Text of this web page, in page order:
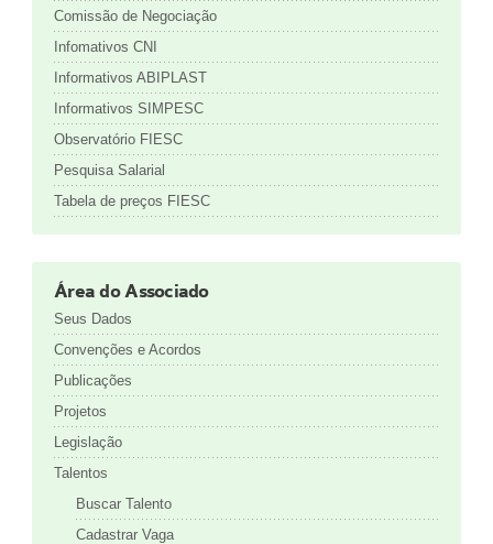
Comissão de Negociação
Infomativos CNI
Informativos ABIPLAST
Informativos SIMPESC
Observatório FIESC
Pesquisa Salarial
Tabela de preços FIESC
Área do Associado
Seus Dados
Convenções e Acordos
Publicações
Projetos
Legislação
Talentos
Buscar Talento
Cadastrar Vaga